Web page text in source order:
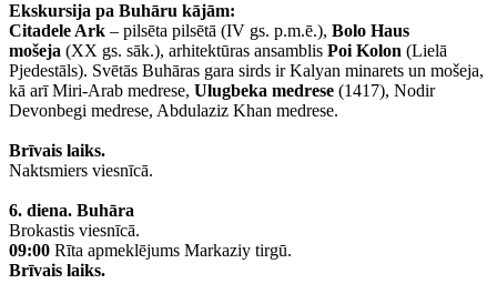
Ekskursija pa Buhāru kājām:
Citadele Ark – pilsēta pilsētā (IV gs. p.m.ē.), Bolo Haus
mošeja (XX gs. sāk.), arhitektūras ansamblis Poi Kolon (Lielā
Pjedestāls). Svētās Buhāras gara sirds ir Kalyan minarets un mošeja,
kā arī Miri-Arab medrese, Ulugbeka medrese (1417), Nodir
Dеvonbegi medrese, Abdulaziz Khan medrese.
Brīvais laiks.
Naktsmiers viesnīcā.
6. diena. Buhāra
Brokastis viesnīcā.
09:00 Rīta apmeklējums Markaziy tirgū.
Brīvais laiks.